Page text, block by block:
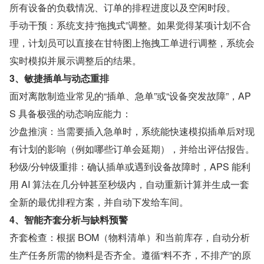
所有设备的负载情况、订单的排程进度以及空闲时段。
手动干预：系统支持“拖拽式”调整。如果觉得某项计划不合
理，计划员可以直接在甘特图上拖拽工单进行调整，系统会
实时模拟并展示调整后的结果。
3、敏捷插单与动态重排
面对离散制造业常见的“插单、急单”或“设备突发故障”，AP
S 具备极强的动态响应能力：
沙盘推演：当需要插入急单时，系统能快速模拟插单后对现
有计划的影响（例如哪些订单会延期），并给出评估报告。
秒级/分钟级重排：确认插单或遇到设备故障时，APS 能利
用 AI 算法在几分钟甚至秒级内，自动重新计算并生成一套
全新的最优排程方案，并自动下发给车间。
4、智能齐套分析与缺料预警
齐套检查：根据 BOM（物料清单）和当前库存，自动分析
生产任务所需的物料是否齐全。遵循“料不齐，不排产”的原